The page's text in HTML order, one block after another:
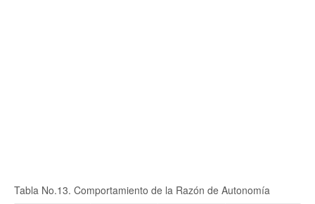
Tabla No.13. Comportamiento de la Razón de Autonomía